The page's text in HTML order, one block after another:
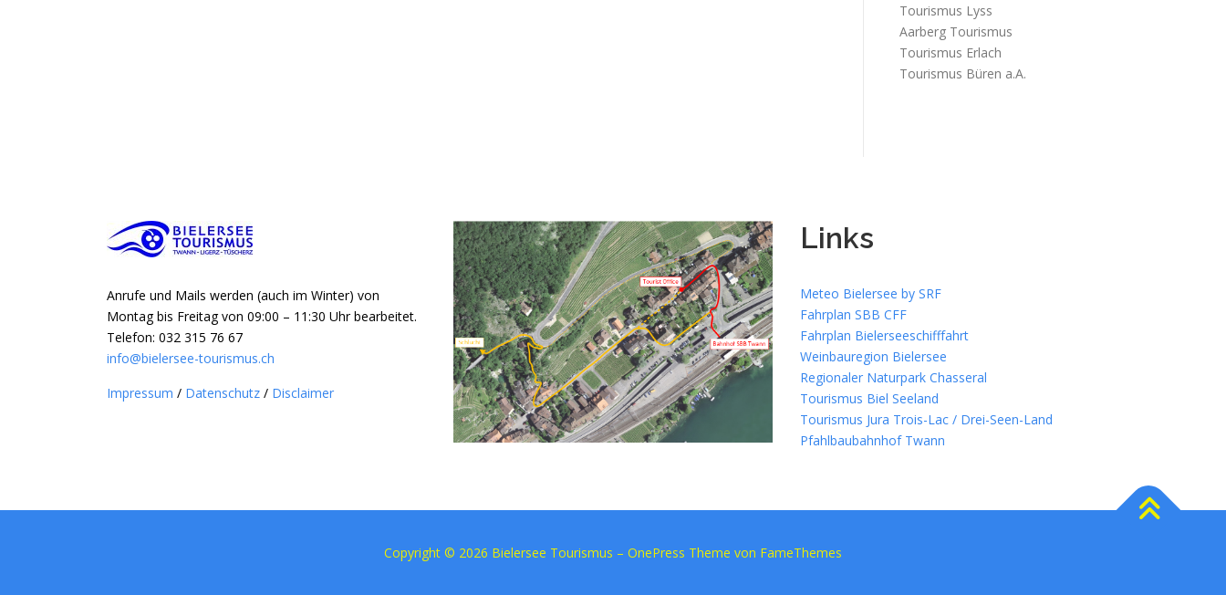
Tourismus Lyss
Aarberg Tourismus
Tourismus Erlach
Tourismus Büren a.A.
Anrufe und Mails werden (auch im Winter) von
Montag bis Freitag von 09:00 – 11:30 Uhr bearbeitet.
Telefon: 032 315 76 67
info@bielersee-tourismus.ch
Impressum / Datenschutz / Disclaimer
Links
Meteo Bielersee by SRF
Fahrplan SBB CFF
Fahrplan Bielerseeschifffahrt
Weinbauregion Bielersee
Regionaler Naturpark Chasseral
Tourismus Biel Seeland
Tourismus Jura Trois-Lac / Drei-Seen-Land
Pfahlbaubahnhof Twann
Copyright © 2026 Bielersee Tourismus – OnePress Theme von FameThemes